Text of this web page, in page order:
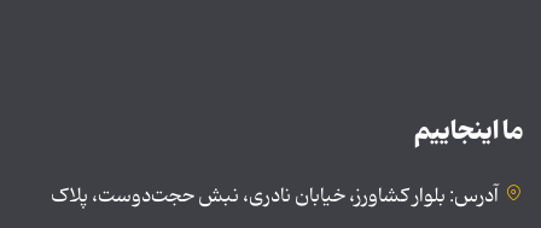
ما اینجاییم
آدرس: بلوار کشاورز، خیابان نادری، نبش حجت‌دوست، پلاک